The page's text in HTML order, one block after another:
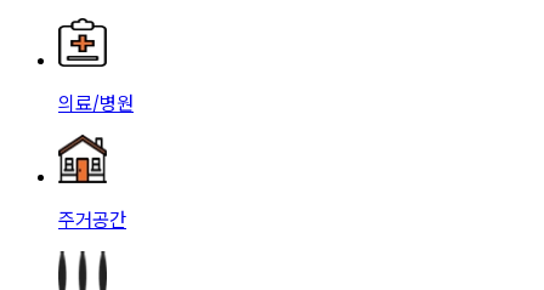
의료/병원
주거공간